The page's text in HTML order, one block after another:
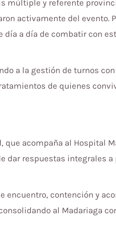
múltiple y referente
activamente del evento.
a día de combatir con
a la gestión de turnos
de quienes
que acompaña al Hospital
dar respuestas integrales a
encuentro, contención y
al Madariaga